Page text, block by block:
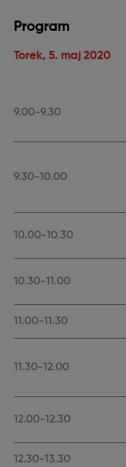
Program
Torek, 5. maj 2020
9.00-9.30
9.30-10.00
10.00-10.30
10.30-11.00
11.00-11.30
11.30-12.00
12.00-12.30
12.30-13.30